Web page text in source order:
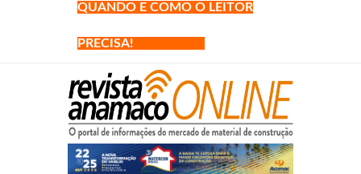
QUANDO E COMO O LEITOR
PRECISA!